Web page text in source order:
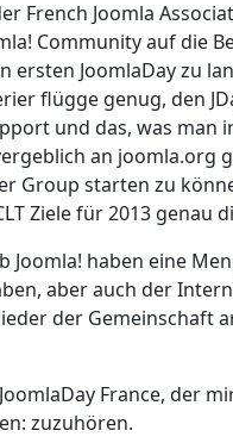
French Joomla
Community auf die
ersten JoomlaDay zu
flügge genug, den
und das, was
an
Group starten zu
Ziele für 2013 genau
Joomla! haben eine
aber auch der
der Gemeinschaft
France, der
zuzuhören.